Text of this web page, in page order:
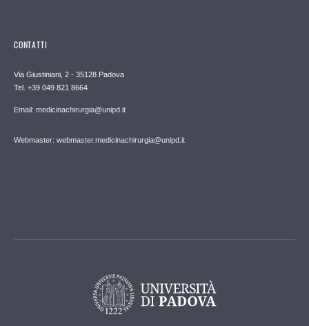
CONTATTI
Via Giustiniani, 2 - 35128 Padova
Tel. +39 049 821 8664
Email: medicinachirurgia@unipd.it
Webmaster: webmaster.medicinachirurgia@unipd.it